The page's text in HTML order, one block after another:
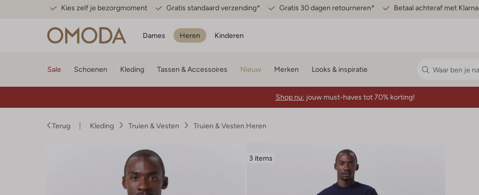
Kies zelf je bezorgmoment Gratis standaard verzending* Gratis 30 dagen retourneren* Betaal achteraf met Klarna
Dames Heren Kinderen
Sale Schoenen Kleding Tassen & Accessoires Nieuw Merken Looks & inspiratie
Shop nu: jouw must-haves tot 70% korting!
Terug Kleding Truien & Vesten Truien & Vesten Heren
3 items